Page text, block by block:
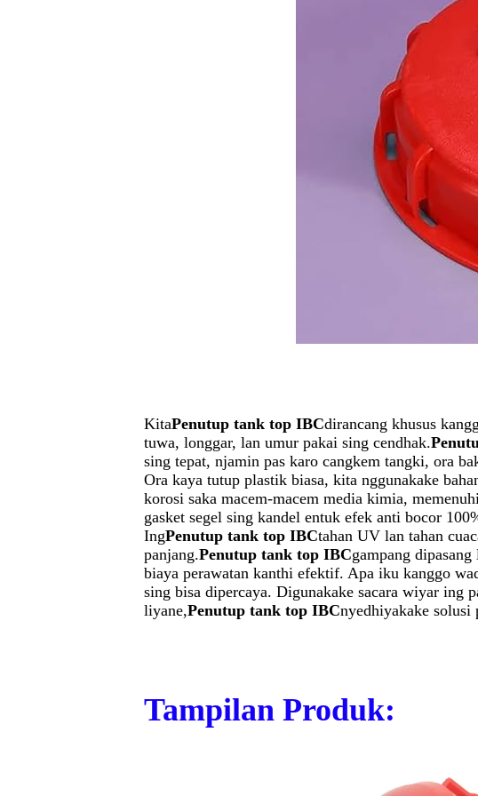
KitaPenutup tank top IBCdirancang khusus
tuwa, longgar, lan umur pakai sing cendhak.
sing tepat, njamin pas karo cangkem tangki, ora
Ora kaya tutup plastik biasa, kita nggunakake
korosi saka macem-macem media kimia,
gasket segel sing kandel entuk efek anti bocor
IngPenutup tank top IBCtahan UV lan tahan
panjang.Penutup tank top IBCgampang
biaya perawatan kanthi efektif. Apa iku kanggo
sing bisa dipercaya. Digunakake sacara wiyar ing
liyane,Penutup tank top IBCnyedhiyakake solusi
Tampilan Produk: